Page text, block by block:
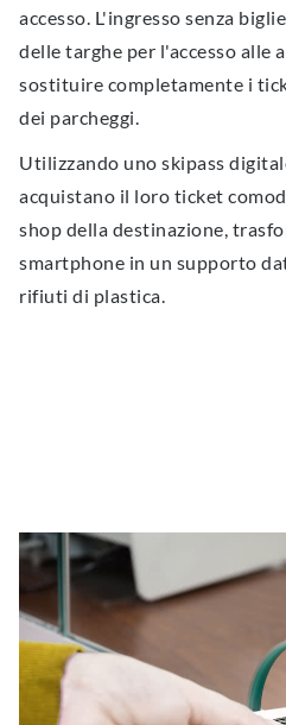
accesso. L'ingresso senza
delle targhe per l'accesso alle
sostituire completamente i
dei parcheggi.
Utilizzando uno skipass
acquistano il loro ticket
shop della destinazione,
smartphone in un supporto
rifiuti di plastica.